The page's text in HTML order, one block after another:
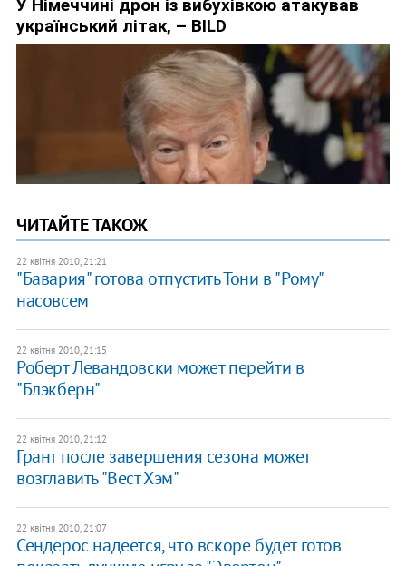
ЧИТАЙТЕ ТАКОЖ
22 квітня 2010, 21:21
"Бавария" готова отпустить Тони в "Рому"
насовсем
22 квітня 2010, 21:15
Роберт Левандовски может перейти в
"Блэкберн"
22 квітня 2010, 21:12
Грант после завершения сезона может
возглавить "Вест Хэм"
22 квітня 2010, 21:07
Сендерос надеется, что вскоре будет готов